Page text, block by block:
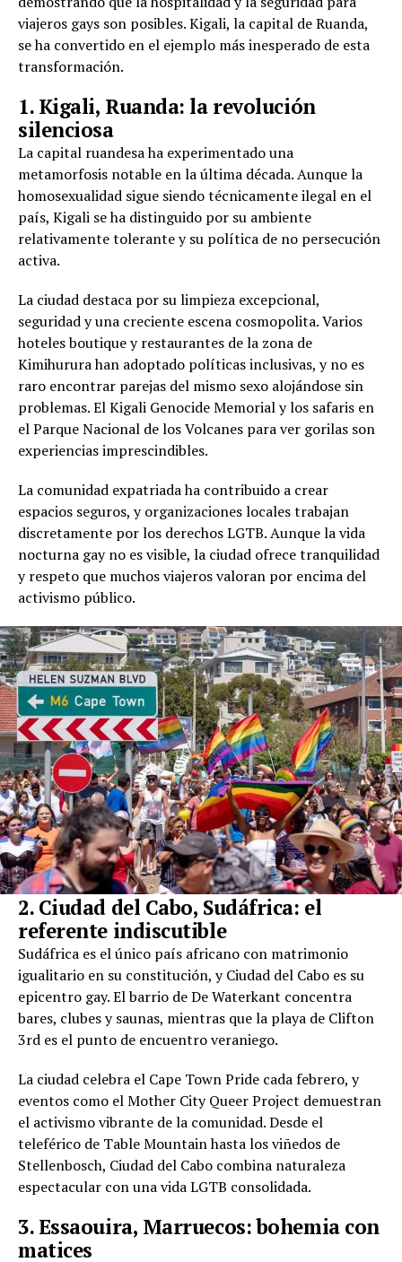
viajeros gays son posibles. Kigali, la capital de Ruanda,
se ha convertido en el ejemplo más inesperado de esta
transformación.
1. Kigali, Ruanda: la revolución
silenciosa
La capital ruandesa ha experimentado una
metamorfosis notable en la última década. Aunque la
homosexualidad sigue siendo técnicamente ilegal en el
país, Kigali se ha distinguido por su ambiente
relativamente tolerante y su política de no persecución
activa.
La ciudad destaca por su limpieza excepcional,
seguridad y una creciente escena cosmopolita. Varios
hoteles boutique y restaurantes de la zona de
Kimihurura han adoptado políticas inclusivas, y no es
raro encontrar parejas del mismo sexo alojándose sin
problemas. El Kigali Genocide Memorial y los safaris en
el Parque Nacional de los Volcanes para ver gorilas son
experiencias imprescindibles.
La comunidad expatriada ha contribuido a crear
espacios seguros, y organizaciones locales trabajan
discretamente por los derechos LGTB. Aunque la vida
nocturna gay no es visible, la ciudad ofrece tranquilidad
y respeto que muchos viajeros valoran por encima del
activismo público.
2. Ciudad del Cabo, Sudáfrica: el
referente indiscutible
Sudáfrica es el único país africano con matrimonio
igualitario en su constitución, y Ciudad del Cabo es su
epicentro gay. El barrio de De Waterkant concentra
bares, clubes y saunas, mientras que la playa de Clifton
3rd es el punto de encuentro veraniego.
La ciudad celebra el Cape Town Pride cada febrero, y
eventos como el Mother City Queer Project demuestran
el activismo vibrante de la comunidad. Desde el
teleférico de Table Mountain hasta los viñedos de
Stellenbosch, Ciudad del Cabo combina naturaleza
espectacular con una vida LGTB consolidada.
3. Essaouira, Marruecos: bohemia con
matices